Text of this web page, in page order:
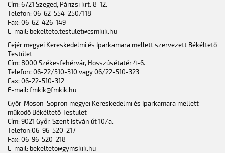
Cím: 6721 Szeged, Párizsi krt. 8-12.
Telefon: 06-62-554-250/118
Fax: 06-62-426-149
E-mail: bekelteto.testulet@csmkik.hu
Fejér megyei Kereskedelmi és Iparkamara mellett szervezett Békéltető
Testület
Cím: 8000 Székesfehérvár, Hosszúsétatér 4-6.
Telefon: 06-22/510-310 vagy 06/22-510-323
Fax: 06-22-510-312
E-mail: fmkik@fmkik.hu
Győr-Moson-Sopron megyei Kereskedelmi és Iparkamara mellett
működő Békéltető Testület
Cím: 9021 Győr, Szent István út 10/a.
Telefon:06-96-520-217
Fax: 06-96-520-218
E-mail: bekelteto@gymskik.hu